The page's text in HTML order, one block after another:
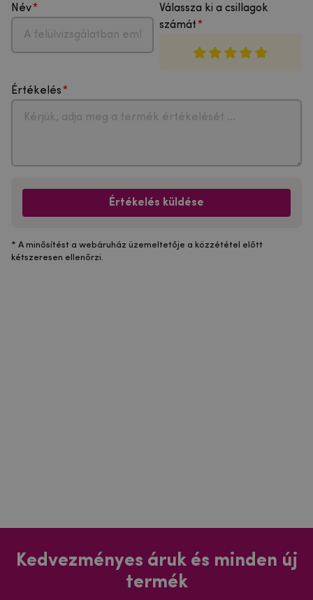
Név
Válassza ki a csillagok
számát
Értékelés
Értékelés küldése
* A minősítést a webáruház üzemeltetője a közzététel előtt
kétszeresen ellenőrzi.
Kedvezményes áruk és minden új
termék